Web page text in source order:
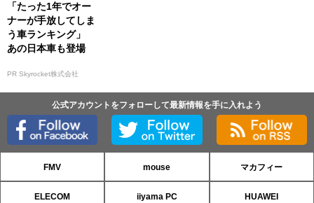
「たった1年でオー
ナーが手放してしま
う車ランキング」
あの日本車も登場
PR Skyrocket株式会社
公式アカウントをフォローして最新情報を手に入れよう
FMV mouse マカフィー
ELECOM iiyama PC HUAWEI